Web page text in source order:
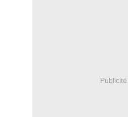
Publicité